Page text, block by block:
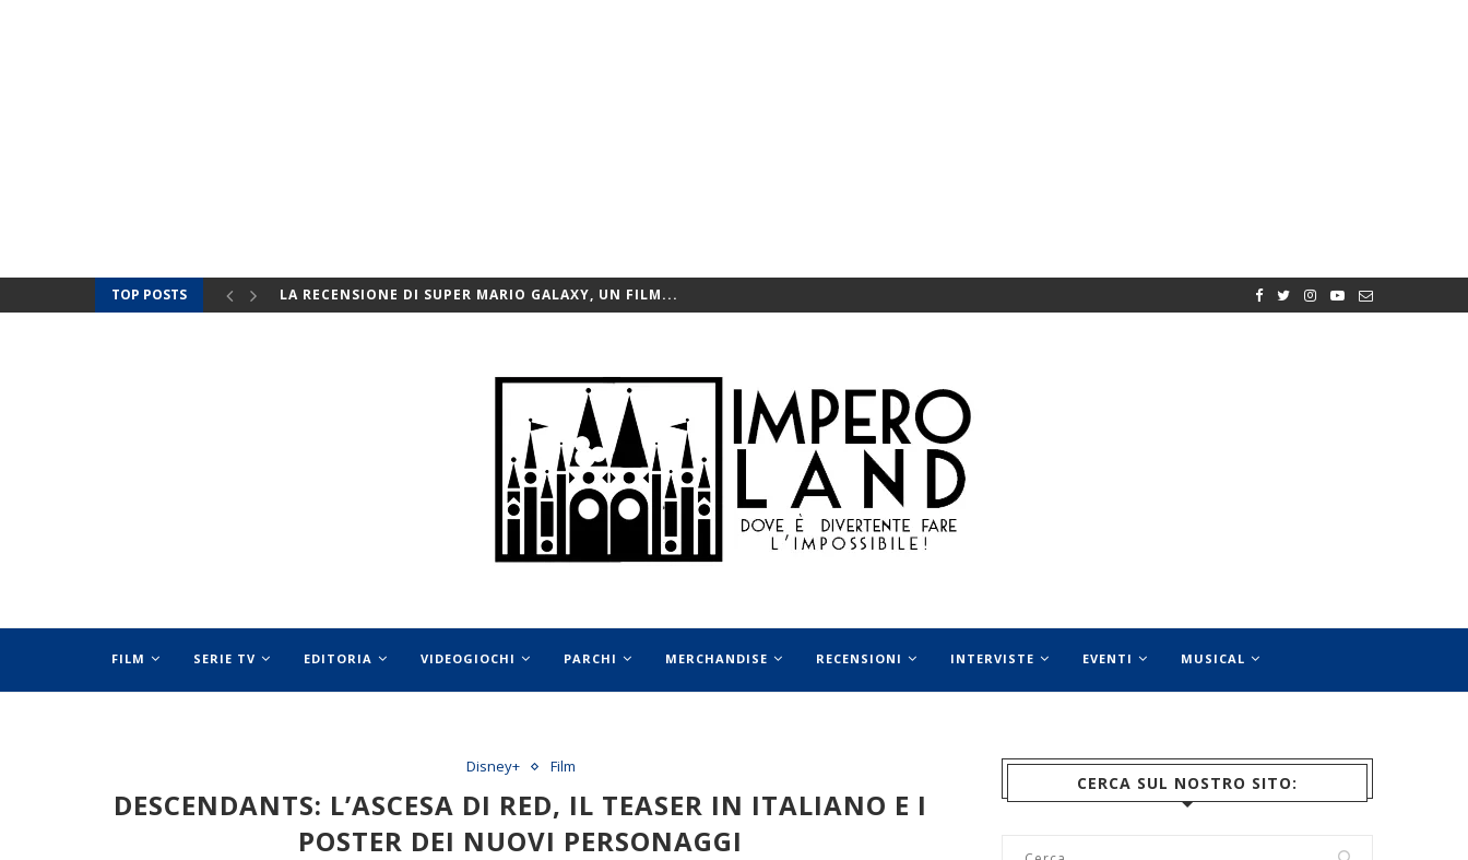
TOP POSTS LA RECENSIONE DI SUPER MARIO GALAXY, UN FILM...
FILM SERIE TV EDITORIA VIDEOGIOCHI PARCHI MERCHANDISE RECENSIONI INTERVISTE EVENTI MUSICAL
Disney+ Film
DESCENDANTS: L’ASCESA DI RED, IL TEASER IN ITALIANO E I
POSTER DEI NUOVI PERSONAGGI
CERCA SUL NOSTRO SITO: